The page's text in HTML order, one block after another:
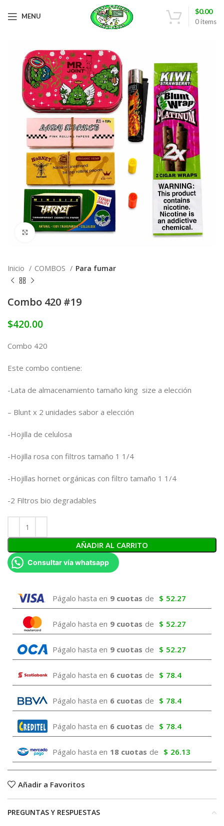
MENU
0items
$0.00
Click to enlarge
Inicio COMBOS Para fumar
Combo 420 #19
$420.00
Combo 420
Este combo contiene:
-Lata de almacenamiento tamaño king size a elección
– Blunt x 2 unidades sabor a elección
-Hojilla de celulosa
-Hojilla rosa con filtros tamaño 1 1/4
-Hojillas hornet orgánicas con filtro tamaño 1 1/4
-2 Filtros bio degradables
AÑADIR AL CARRITO
Consultar vía whatsapp
Págalo hasta en 9 cuotas de $ 52.27
Págalo hasta en 9 cuotas de $ 52.27
Págalo hasta en 9 cuotas de $ 52.27
Págalo hasta en 6 cuotas de $ 78.4
Págalo hasta en 6 cuotas de $ 78.4
Págalo hasta en 6 cuotas de $ 78.4
Págalo hasta en 18 cuotas de $ 26.13
Añadir a Favoritos
PREGUNTAS Y RESPUESTAS